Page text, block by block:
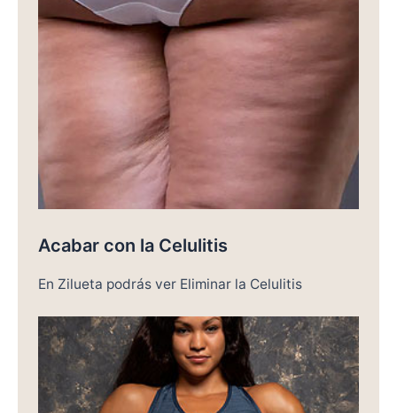
Acabar con la Celulitis
En Zilueta podrás ver Eliminar la Celulitis